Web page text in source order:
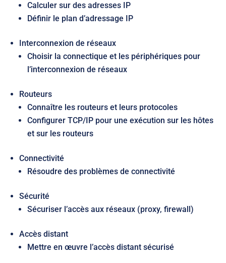
Calculer sur des adresses IP
Définir le plan d’adressage IP
Interconnexion de réseaux
Choisir la connectique et les périphériques pour
l’interconnexion de réseaux
Routeurs
Connaître les routeurs et leurs protocoles
Configurer TCP/IP pour une exécution sur les hôtes
et sur les routeurs
Connectivité
Résoudre des problèmes de connectivité
Sécurité
Sécuriser l’accès aux réseaux (proxy, firewall)
Accès distant
Mettre en œuvre l’accès distant sécurisé